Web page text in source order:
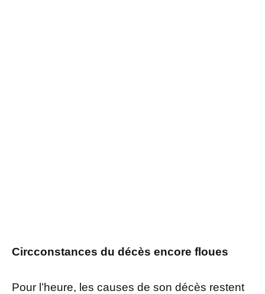
Circconstances du décès encore floues
Pour l’heure, les causes de son décès restent